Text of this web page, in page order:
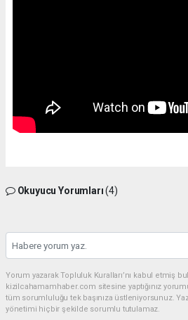
Okuyucu Yorumları(4)
Yorum yazarak Topluluk Kuralları’nı kabul etmiş
kizilcahamamhaber.com sitesine yaptığınız
tüm sorumluluğu tek başınıza üstleniyorsunuz.
yönetimi hiçbir şekilde sorumlu tutulamaz.